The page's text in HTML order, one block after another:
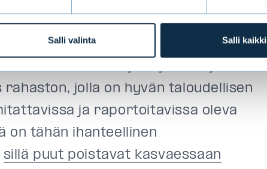
Salli valinta Salli kaikki
vaiheessa, että rahastosta
rahasto (impaktirahasto
rahaston, jolla on hyvän taloudellisen
ja raportoitavissa oleva
on tähän ihanteellinen
sillä puut poistavat kasvaessaan